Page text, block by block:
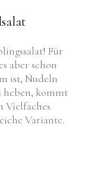
aber schon
ist, Nudeln
kommt
Vielfaches
Variante.